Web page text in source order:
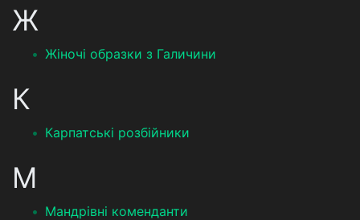
Ж
Жіночі образки з Галичини
К
Карпатські розбійники
М
Мандрівні коменданти